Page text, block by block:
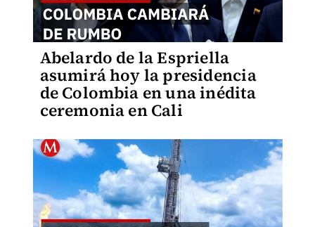
Abelardo de la Espriella
asumirá hoy la presidencia
de Colombia en una inédita
ceremonia en Cali